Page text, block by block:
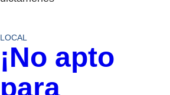
LOCAL
¡No apto
para